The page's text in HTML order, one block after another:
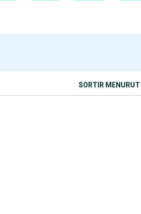
SORTIR MENURUT